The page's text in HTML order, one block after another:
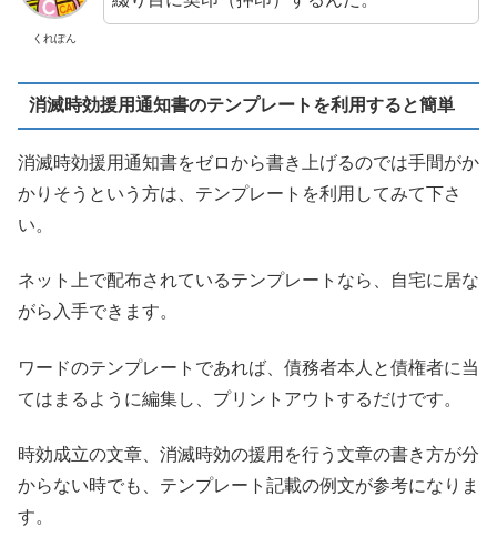
くれぽん
消滅時効援用通知書のテンプレートを利用すると簡単
消滅時効援用通知書をゼロから書き上げるのでは手間がか
かりそうという方は、テンプレートを利用してみて下さ
い。
ネット上で配布されているテンプレートなら、自宅に居な
がら入手できます。
ワードのテンプレートであれば、債務者本人と債権者に当
てはまるように編集し、プリントアウトするだけです。
時効成立の文章、消滅時効の援用を行う文章の書き方が分
からない時でも、テンプレート記載の例文が参考になりま
す。